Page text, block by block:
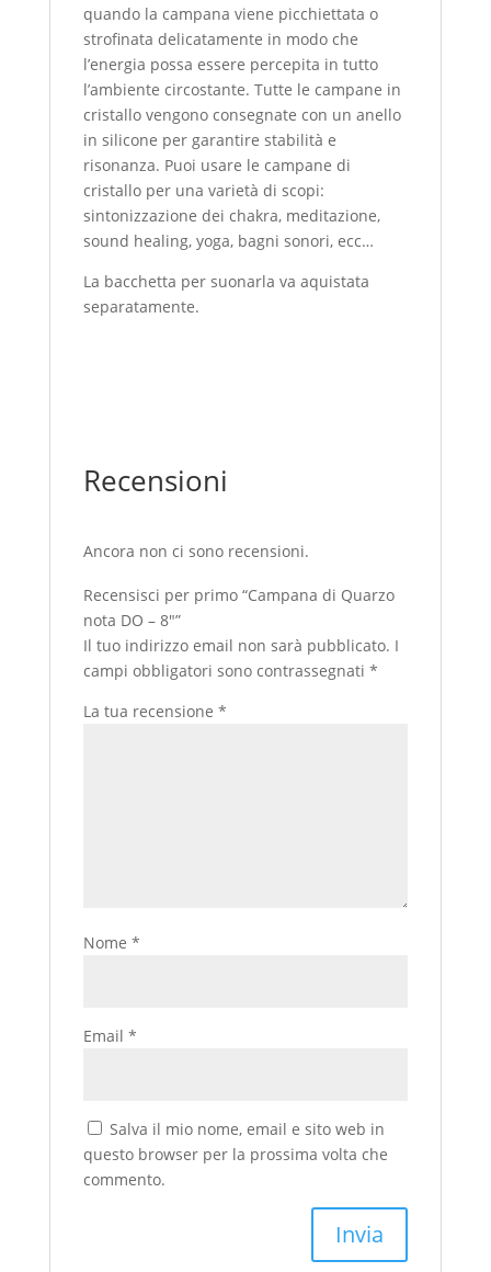
quando la campana viene picchiettata o
strofinata delicatamente in modo che
l’energia possa essere percepita in tutto
l’ambiente circostante. Tutte le campane in
cristallo vengono consegnate con un anello
in silicone per garantire stabilità e
risonanza. Puoi usare le campane di
cristallo per una varietà di scopi:
sintonizzazione dei chakra, meditazione,
sound healing, yoga, bagni sonori, ecc…
La bacchetta per suonarla va aquistata
separatamente.
Recensioni
Ancora non ci sono recensioni.
Recensisci per primo “Campana di Quarzo
nota DO – 8″”
Il tuo indirizzo email non sarà pubblicato. I
campi obbligatori sono contrassegnati *
La tua recensione *
Nome *
Email *
Salva il mio nome, email e sito web in
questo browser per la prossima volta che
commento.